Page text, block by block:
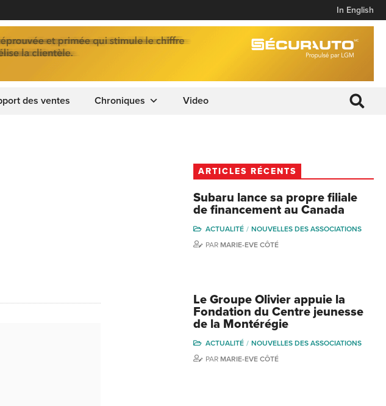
In English
des ventes Chroniques Video
ARTICLES RÉCENTS
Subaru lance sa propre filiale
de financement au Canada
ACTUALITÉ
NOUVELLES DES ASSOCIATIONS
PAR MARIE-EVE CÔTÉ
Le Groupe Olivier appuie la
Fondation du Centre jeunesse
de la Montérégie
ACTUALITÉ
NOUVELLES DES ASSOCIATIONS
PAR MARIE-EVE CÔTÉ